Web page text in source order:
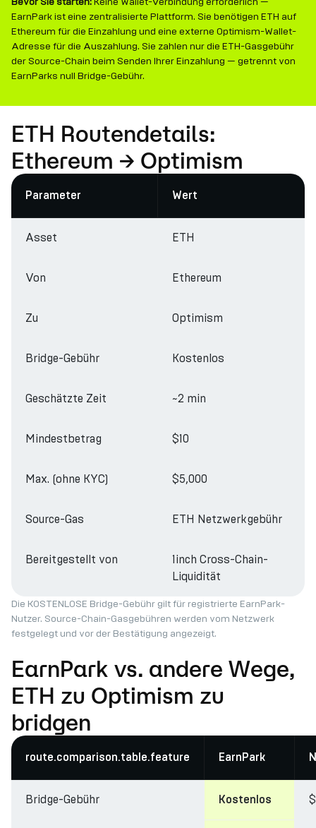
EarnPark ist eine zentralisierte Plattform. Sie benötigen ETH auf
Ethereum für die Einzahlung und eine externe Optimism-Wallet-
Adresse für die Auszahlung. Sie zahlen nur die ETH-Gasgebühr
der Source-Chain beim Senden Ihrer Einzahlung — getrennt von
EarnParks null Bridge-Gebühr.
ETH Routendetails:
Ethereum → Optimism
Parameter Wert
Asset ETH
Von Ethereum
Zu Optimism
Bridge-Gebühr Kostenlos
Geschätzte Zeit ~2 min
Mindestbetrag $10
Max. (ohne KYC) $5,000
Source-Gas ETH Netzwerkgebühr
Bereitgestellt von
1inch Cross-Chain-
Liquidität
Die KOSTENLOSE Bridge-Gebühr gilt für registrierte EarnPark-
Nutzer. Source-Chain-Gasgebühren werden vom Netzwerk
festgelegt und vor der Bestätigung angezeigt.
EarnPark vs. andere Wege,
ETH zu Optimism zu
bridgen
route.comparison.table.feature EarnPark
Bridge-Gebühr Kostenlos